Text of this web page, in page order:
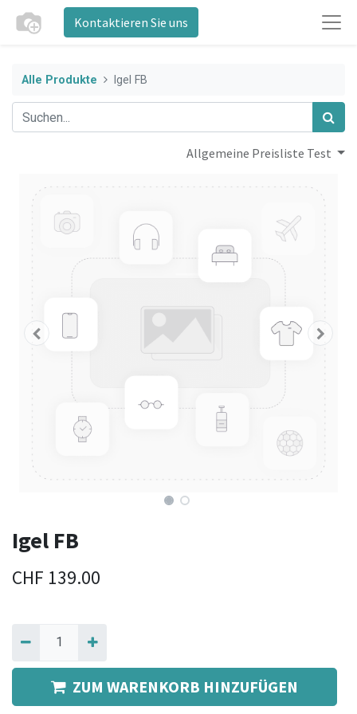
Kontaktieren Sie uns
Alle Produkte Igel FB
Allgemeine Preisliste Test
Igel FB
CHF 139.00
ZUM WARENKORB HINZUFÜGEN